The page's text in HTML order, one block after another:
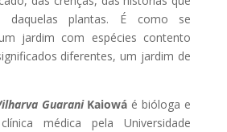
plantas. É como se
jardim com espécies contento
diferentes, um jardim de
GuaraniKaiowá é bióloga e
médica pela Universidade